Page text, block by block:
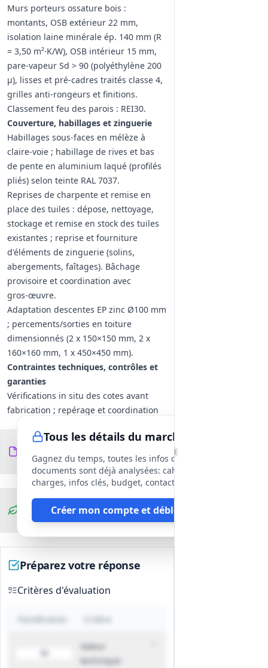
Murs porteurs ossature bois :
montants, OSB extérieur 22 mm,
isolation laine minérale ép. 140 mm (R
= 3,50 m²·K/W), OSB intérieur 15 mm,
pare‑vapeur Sd > 90 (polyéthylène 200
µ), lisses et pré‑cadres traités classe 4,
grilles anti‑rongeurs et finitions.
Classement feu des parois : REI30.
Couverture, habillages et zinguerie
Habillages sous‑faces en mélèze à
claire‑voie ; habillage de rives et bas
de pente en aluminium laqué (profilés
pliés) selon teinte RAL 7037.
Reprises de charpente et remise en
place des tuiles : dépose, nettoyage,
stockage et remise en stock des tuiles
existantes ; reprise et fourniture
d'éléments de zinguerie (solins,
abergements, faîtages). Bâchage
provisoire et coordination avec
gros‑œuvre.
Adaptation descentes EP zinc Ø100 mm
; percements/sorties en toiture
dimensionnés (2 x 150×150 mm, 2 x
160×160 mm, 1 x 450×450 mm).
Contraintes techniques, contrôles et
garanties
Vérifications in situ des cotes avant
fabrication ; repérage et coordination
avec gros‑œuvre.
Essais et contrôles : PV d'essais
(fixations, ancrages, soudure), notes de
calcul transmises au bureau de
contrôle. Fourniture des DOE et
documents d'exécution.
Stabilité feu : exigences de stabilité feu
et classes déclarées dans le descriptif.
parfait achèvement.
Tous les détails du marché
Gagnez du temps, toutes les infos des
documents sont déjà analysées: cahier des
charges, infos clés, budget, contact, etc
Créer mon compte et débloquer
Documents du
DCE
fichiers
Clauses
environnementales
Préparez votre réponse
Critères d'évaluation
Pondération Critère
Valeur
technique